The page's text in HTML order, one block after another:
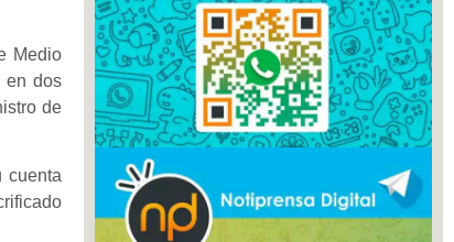
Medio
en dos
de
cuenta